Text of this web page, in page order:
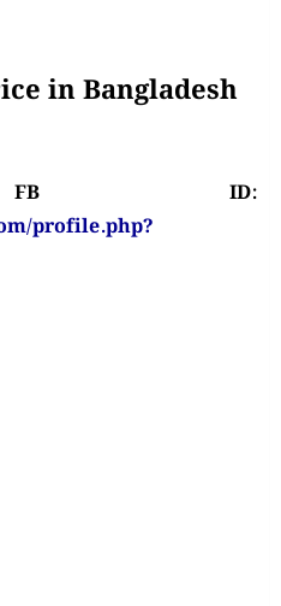
in Bangladesh
FB ID:
profile.php?